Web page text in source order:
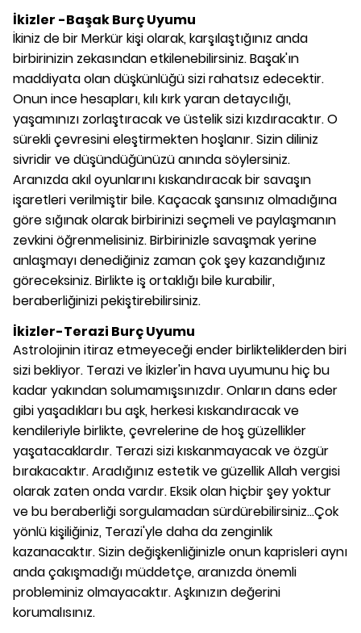
İkizler -Başak Burç Uyumu
İkiniz de bir Merkür kişi olarak, karşılaştığınız anda
birbirinizin zekasından etkilenebilirsiniz. Başak'ın
maddiyata olan düşkünlüğü sizi rahatsız edecektir.
Onun ince hesapları, kılı kırk yaran detaycılığı,
yaşamınızı zorlaştıracak ve üstelik sizi kızdıracaktır. O
sürekli çevresini eleştirmekten hoşlanır. Sizin diliniz
sivridir ve düşündüğünüzü anında söylersiniz.
Aranızda akıl oyunlarını kıskandıracak bir savaşın
işaretleri verilmiştir bile. Kaçacak şansınız olmadığına
göre sığınak olarak birbirinizi seçmeli ve paylaşmanın
zevkini öğrenmelisiniz. Birbirinizle savaşmak yerine
anlaşmayı denediğiniz zaman çok şey kazandığınız
göreceksiniz. Birlikte iş ortaklığı bile kurabilir,
beraberliğinizi pekiştirebilirsiniz.
İkizler-Terazi Burç Uyumu
Astrolojinin itiraz etmeyeceği ender birlikteliklerden biri
sizi bekliyor. Terazi ve İkizler'in hava uyumunu hiç bu
kadar yakından solumamışsınızdır. Onların dans eder
gibi yaşadıkları bu aşk, herkesi kıskandıracak ve
kendileriyle birlikte, çevrelerine de hoş güzellikler
yaşatacaklardır. Terazi sizi kıskanmayacak ve özgür
bırakacaktır. Aradığınız estetik ve güzellik Allah vergisi
olarak zaten onda vardır. Eksik olan hiçbir şey yoktur
ve bu beraberliği sorgulamadan sürdürebilirsiniz...Çok
yönlü kişiliğiniz, Terazi'yle daha da zenginlik
kazanacaktır. Sizin değişkenliğinizle onun kaprisleri aynı
anda çakışmadığı müddetçe, aranızda önemli
probleminiz olmayacaktır. Aşkınızın değerini
korumalısınız.